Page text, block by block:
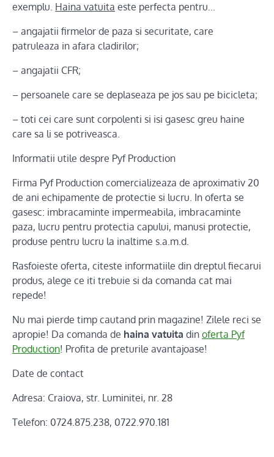
exemplu. Haina vatuita este perfecta pentru…
– angajatii firmelor de paza si securitate, care
patruleaza in afara cladirilor;
– angajatii CFR;
– persoanele care se deplaseaza pe jos sau pe bicicleta;
– toti cei care sunt corpolenti si isi gasesc greu haine
care sa li se potriveasca.
Informatii utile despre Pyf Production
Firma Pyf Production comercializeaza de aproximativ 20
de ani echipamente de protectie si lucru. In oferta se
gasesc: imbracaminte impermeabila, imbracaminte
paza, lucru pentru protectia capului, manusi protectie,
produse pentru lucru la inaltime s.a.m.d.
Rasfoieste oferta, citeste informatiile din dreptul fiecarui
produs, alege ce iti trebuie si da comanda cat mai
repede!
Nu mai pierde timp cautand prin magazine! Zilele reci se
apropie! Da comanda de haina vatuita din oferta Pyf
Production! Profita de preturile avantajoase!
Date de contact
Adresa: Craiova, str. Luminitei, nr. 28
Telefon: 0724.875.238, 0722.970.181